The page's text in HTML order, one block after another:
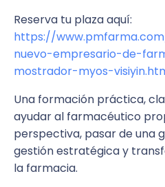
Reserva tu plaza aquí:
https://
nuevo-empresario-de-
mostrador-myos-
Una formación práctica,
ayudar al farmacéutico
perspectiva, pasar de una
gestión estratégica y
la farmacia.